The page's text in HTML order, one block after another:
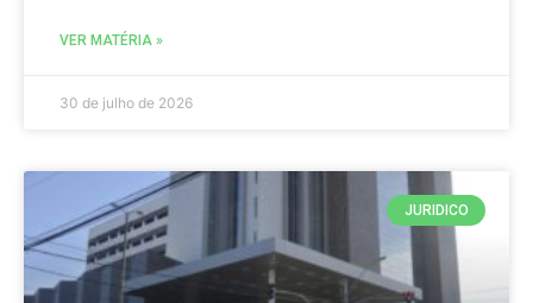
VER MATÉRIA »
30 de julho de 2026
JURIDICO